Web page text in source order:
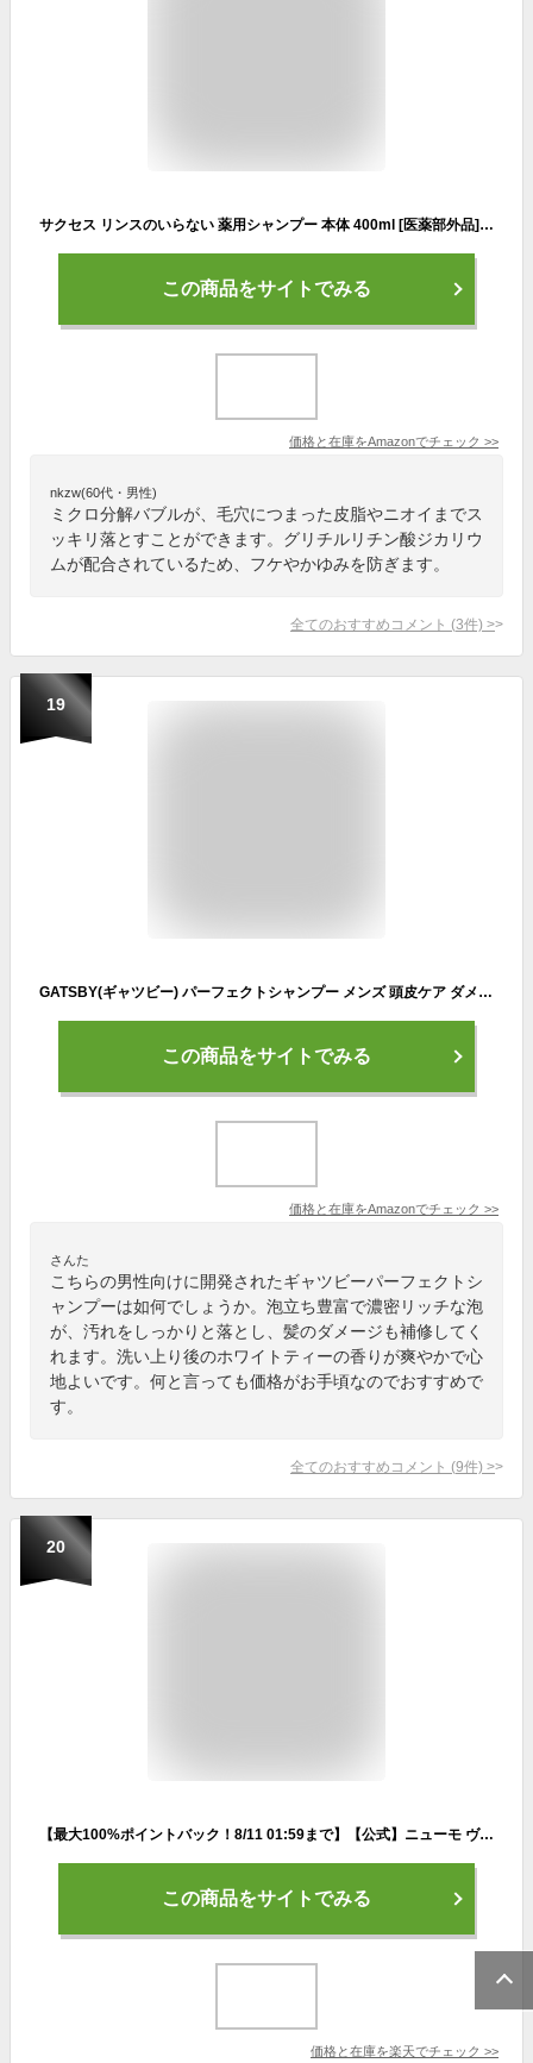
サクセス リンスのいらない 薬用シャンプー 本体 400ml [医薬部外品] アブラ ワックス ニオイ 一発洗浄 髪きしまないシャンプーアクアシトラスの香り本体
この商品をサイトでみる
価格と在庫をAmazonでチェック >>
nkzw(60代・男性)
ミクロ分解バブルが、毛穴につまった皮脂やニオイまでス
ッキリ落とすことができます。グリチルリチン酸ジカリウ
ムが配合されているため、フケやかゆみを防ぎます。
全てのおすすめコメント (3件) >
19
GATSBY(ギャツビー) パーフェクトシャンプー メンズ 頭皮ケア ダメージケア
この商品をサイトでみる
価格と在庫をAmazonでチェック >>
さんた
こちらの男性向けに開発されたギャツビーパーフェクトシ
ャンプーは如何でしょうか。泡立ち豊富で濃密リッチな泡
が、汚れをしっかりと落とし、髪のダメージも補修してく
れます。洗い上り後のホワイトティーの香りが爽やかで心
地よいです。何と言っても価格がお手頃なのでおすすめで
す。
全てのおすすめコメント (9件) >
20
【最大100%ポイントバック！8/11 01:59まで】【公式】ニューモ ヴァクトリー スカルプ シャンプー 送料無料 シャンプー ヘアトニック スカルプケア メンズ 50代 メディカルシャンプー 薬用 ヘアケア ボリュームアップ 男性 女性 にゅーも タマゴ基地
この商品をサイトでみる
価格と在庫を楽天でチェック >>